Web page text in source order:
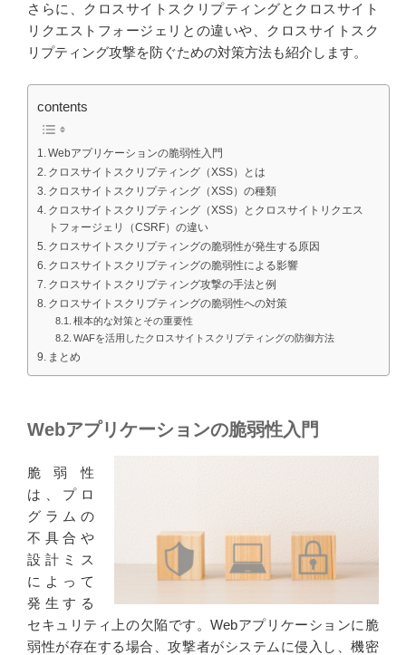
さらに、クロスサイトスクリプティングとクロスサイト
リクエストフォージェリとの違いや、クロスサイトスク
リプティング攻撃を防ぐための対策方法も紹介します。
contents
Webアプリケーションの脆弱性入門
クロスサイトスクリプティング（XSS）とは
クロスサイトスクリプティング（XSS）の種類
クロスサイトスクリプティング（XSS）とクロスサイトリクエス
トフォージェリ（CSRF）の違い
クロスサイトスクリプティングの脆弱性が発生する原因
クロスサイトスクリプティングの脆弱性による影響
クロスサイトスクリプティング攻撃の手法と例
クロスサイトスクリプティングの脆弱性への対策
根本的な対策とその重要性
WAFを活用したクロスサイトスクリプティングの防御方法
まとめ
Webアプリケーションの脆弱性入門
脆弱性
は、プロ
グラムの
不具合や
設計ミス
によって
発生する
セキュリティ上の欠陥です。Webアプリケーションに脆
弱性が存在する場合、攻撃者がシステムに侵入し、機密